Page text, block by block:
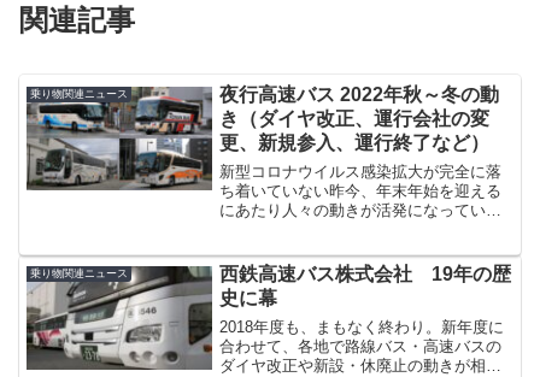
関連記事
乗り物関連ニュース
夜行高速バス 2022年秋～冬の動
き（ダイヤ改正、運行会社の変
更、新規参入、運行終了など）
新型コロナウイルス感染拡大が完全に落
ち着いていない昨今、年末年始を迎える
にあたり人々の動きが活発になっていま
（一部便の運行再開）などの動きが出て
います。こと夜行高速...
乗り物関連ニュース
西鉄高速バス株式会社 19年の歴
史に幕
2018年度も、まもなく終わり。新年度に
合わせて、各地で路線バス・高速バスの
ダイヤ改正や新設・休廃止の動きが相次